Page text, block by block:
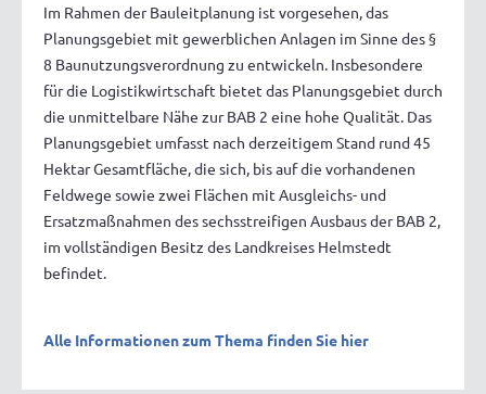
Im Rahmen der Bauleitplanung ist vorgesehen, das
Planungsgebiet mit gewerblichen Anlagen im Sinne des §
8 Baunutzungsverordnung zu entwickeln. Insbesondere
für die Logistikwirtschaft bietet das Planungsgebiet durch
die unmittelbare Nähe zur BAB 2 eine hohe Qualität. Das
Planungsgebiet umfasst nach derzeitigem Stand rund 45
Hektar Gesamtfläche, die sich, bis auf die vorhandenen
Feldwege sowie zwei Flächen mit Ausgleichs- und
Ersatzmaßnahmen des sechsstreifigen Ausbaus der BAB 2,
im vollständigen Besitz des Landkreises Helmstedt
befindet.
Alle Informationen zum Thema finden Sie hier